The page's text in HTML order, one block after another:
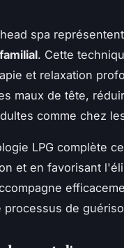
spa
. Cette
et relaxation
maux de tête,
comme chez
LPG complète
et en favorisant
processus de